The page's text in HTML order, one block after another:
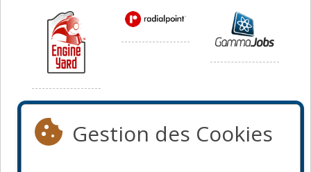
Média
Gestion des Cookies